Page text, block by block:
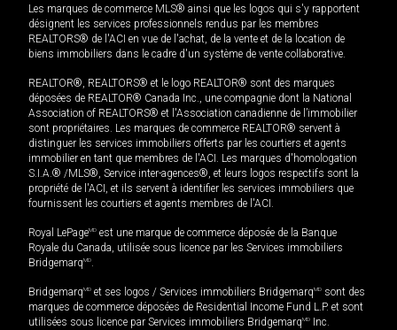
Les marques de commerce MLS® ainsi que les logos qui s'y rapportent
désignent les services professionnels rendus par les membres
REALTORS® de l'ACI en vue de l'achat, de la vente et de la location de
biens immobiliers dans le cadre d'un système de vente collaborative.
REALTOR®, REALTORS® et le logo REALTOR® sont des marques
déposées de REALTOR® Canada Inc., une compagnie dont la National
Association of REALTORS® et l'Association canadienne de l’immobilier
sont propriétaires. Les marques de commerce REALTOR® servent à
distinguer les services immobiliers offerts par les courtiers et agents
immobilier en tant que membres de l'ACI. Les marques d'homologation
S.I.A.® /MLS®, Service inter-agences®, et leurs logos respectifs sont la
propriété de l'ACI, et ils servent à identifier les services immobiliers que
fournissent les courtiers et agents membres de l'ACI.
Royal LePageMD est une marque de commerce déposée de la Banque
Royale du Canada, utilisée sous licence par les Services immobiliers
BridgemarqMD.
BridgemarqMD et ses logos / Services immobiliers BridgemarqMD sont des
marques de commerce déposées de Residential Income Fund L.P. et sont
utilisées sous licence par Services immobiliers BridgemarqMD Inc.